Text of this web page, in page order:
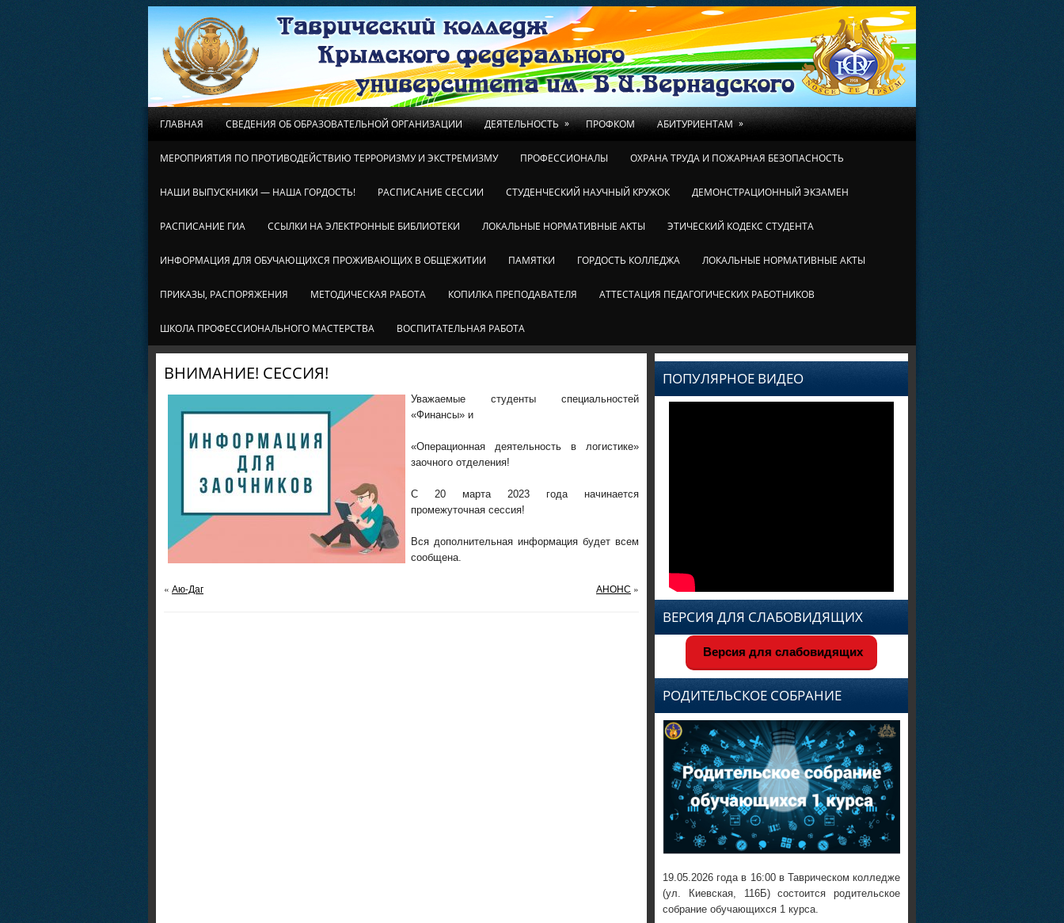
ГЛАВНАЯ СВЕДЕНИЯ ОБ ОБРАЗОВАТЕЛЬНОЙ ОРГАНИЗАЦИИ ДЕЯТЕЛЬНОСТЬ » ПРОФКОМ АБИТУРИЕНТАМ »
МЕРОПРИЯТИЯ ПО ПРОТИВОДЕЙСТВИЮ ТЕРРОРИЗМУ И ЭКСТРЕМИЗМУ ПРОФЕССИОНАЛЫ ОХРАНА ТРУДА И ПОЖАРНАЯ БЕЗОПАСНОСТЬ
НАШИ ВЫПУСКНИКИ — НАША ГОРДОСТЬ! РАСПИСАНИЕ СЕССИИ СТУДЕНЧЕСКИЙ НАУЧНЫЙ КРУЖОК ДЕМОНСТРАЦИОННЫЙ ЭКЗАМЕН
РАСПИСАНИЕ ГИА ССЫЛКИ НА ЭЛЕКТРОННЫЕ БИБЛИОТЕКИ ЛОКАЛЬНЫЕ НОРМАТИВНЫЕ АКТЫ ЭТИЧЕСКИЙ КОДЕКС СТУДЕНТА
ИНФОРМАЦИЯ ДЛЯ ОБУЧАЮЩИХСЯ ПРОЖИВАЮЩИХ В ОБЩЕЖИТИИ ПАМЯТКИ ГОРДОСТЬ КОЛЛЕДЖА ЛОКАЛЬНЫЕ НОРМАТИВНЫЕ АКТЫ
ПРИКАЗЫ, РАСПОРЯЖЕНИЯ МЕТОДИЧЕСКАЯ РАБОТА КОПИЛКА ПРЕПОДАВАТЕЛЯ АТТЕСТАЦИЯ ПЕДАГОГИЧЕСКИХ РАБОТНИКОВ
ШКОЛА ПРОФЕССИОНАЛЬНОГО МАСТЕРСТВА ВОСПИТАТЕЛЬНАЯ РАБОТА
ВНИМАНИЕ! СЕССИЯ!
Уважаемые студенты специальностей
«Финансы» и
«Операционная деятельность в логистике»
заочного отделения!
С 20 марта 2023 года начинается
промежуточная сессия!
Вся дополнительная информация будет всем
сообщена.
« Аю-Даг АНОНС »
ПОПУЛЯРНОЕ ВИДЕО
ВЕРСИЯ ДЛЯ СЛАБОВИДЯЩИХ
Версия для слабовидящих
РОДИТЕЛЬСКОЕ СОБРАНИЕ
19.05.2026 года в 16:00 в Таврическом колледже
(ул. Киевская, 116Б) состоится родительское
собрание обучающихся 1 курса.